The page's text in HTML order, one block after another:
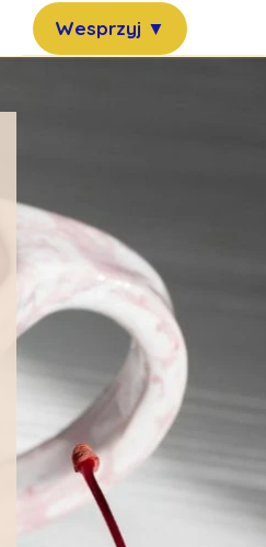
Wesprzyj ▼